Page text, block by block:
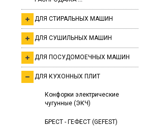
ДЛЯ СТИРАЛЬНЫХ МАШИН
ДЛЯ СУШИЛЬНЫХ МАШИН
ДЛЯ ПОСУДОМОЕЧНЫХ МАШИН
ДЛЯ КУХОННЫХ ПЛИТ
Конфорки электрические
чугунные (ЭКЧ)
БРЕСТ - ГЕФЕСТ (GEFEST)